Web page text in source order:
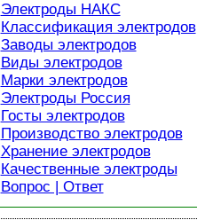
Электроды НАКС
Классификация электродов
Заводы электродов
Виды электродов
Марки электродов
Электроды Россия
Госты электродов
Производство электродов
Хранение электродов
Качественные электроды
Вопрос | Ответ